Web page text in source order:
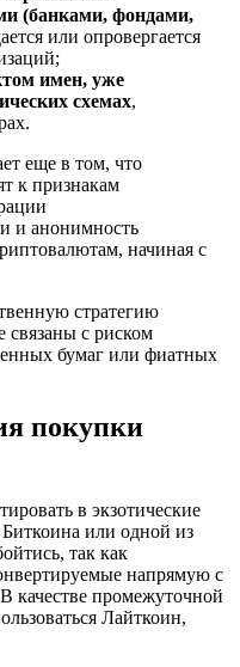
(банками, фондами,
или опровергается
имен, уже
схемах,
еще в том, что
к признакам
и анонимность
начиная с
стратегию
связаны с риском
бумаг или фиатных
покупки
в экзотические
или одной из
так как
напрямую с
качестве промежуточной
Лайткоин,